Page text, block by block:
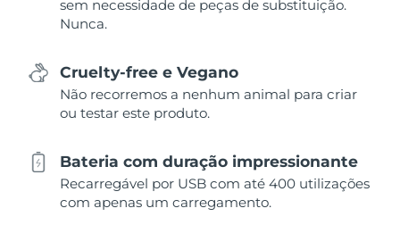
sem necessidade de peças de substituição.
Nunca.
Cruelty-free e Vegano
Não recorremos a nenhum animal para criar
ou testar este produto.
Bateria com duração impressionante
Recarregável por USB com até 400 utilizações
com apenas um carregamento.